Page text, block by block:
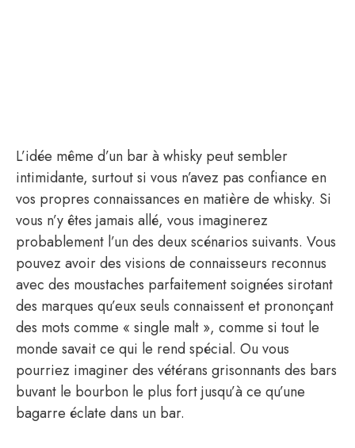
L’idée même d’un bar à whisky peut sembler
intimidante, surtout si vous n’avez pas confiance en
vos propres connaissances en matière de whisky. Si
vous n’y êtes jamais allé, vous imaginerez
probablement l’un des deux scénarios suivants. Vous
pouvez avoir des visions de connaisseurs reconnus
avec des moustaches parfaitement soignées sirotant
des marques qu’eux seuls connaissent et prononçant
des mots comme « single malt », comme si tout le
monde savait ce qui le rend spécial. Ou vous
pourriez imaginer des vétérans grisonnants des bars
buvant le bourbon le plus fort jusqu’à ce qu’une
bagarre éclate dans un bar.